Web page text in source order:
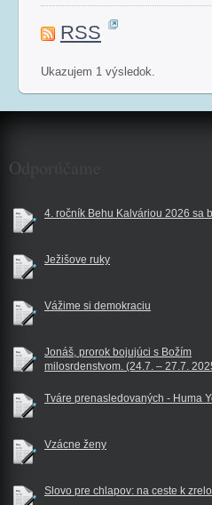
RSS
Ukazujem 1 výsledok.
Odporúčame
4. ročník Behu Kalváriou 2026 sa
Ježišove ruky
Vážime si demokraciu
Jonáš, prorok bojujúci s Božím
milosrdenstvom. (24.7. – 27.7.
Tváre prenasledovaných - Huma
Vzácne ženy
Slovo pre chlapov: na ceste k